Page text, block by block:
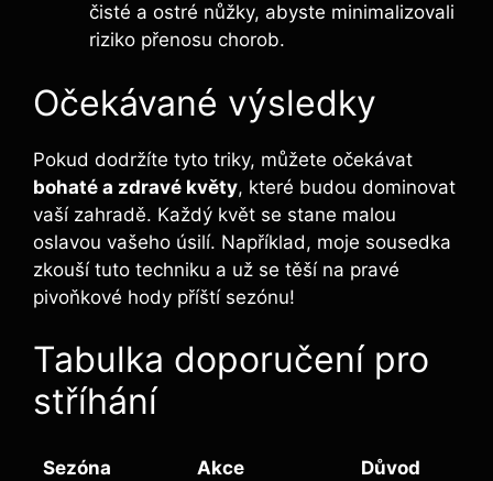
čisté a ostré nůžky, abyste minimalizovali
⁣riziko přenosu chorob.
Očekávané výsledky
Pokud dodržíte tyto triky, můžete očekávat ‍
bohaté a zdravé květy, které​ budou dominovat
vaší zahradě.‍ Každý květ se stane malou
oslavou vašeho úsilí. Například, moje sousedka
zkouší tuto techniku a už se těší na ⁢pravé
pivoňkové hody příští sezónu!
Tabulka doporučení pro
stříhání
Sezóna Akce Důvod